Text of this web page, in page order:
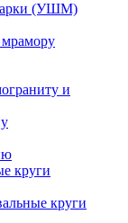
(УШМ)
мрамору
и
круги
круги